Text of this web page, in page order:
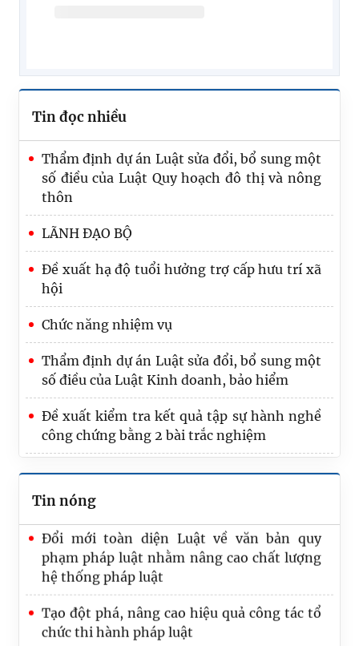
Tin đọc nhiều
Thẩm định dự án Luật sửa đổi, bổ sung một
số điều của Luật Quy hoạch đô thị và nông
thôn
LÃNH ĐẠO BỘ
Đề xuất hạ độ tuổi hưởng trợ cấp hưu trí xã
hội
Chức năng nhiệm vụ
Thẩm định dự án Luật sửa đổi, bổ sung một
số điều của Luật Kinh doanh, bảo hiểm
Đề xuất kiểm tra kết quả tập sự hành nghề
công chứng bằng 2 bài trắc nghiệm
Tin nóng
Tổng rà soát là nhiệm vụ trọng tâm, quan
trọng nhất của Bộ Tư pháp trong 6 tháng
cuối năm
Trình Quốc hội dự án Luật Phát triển đô thị
Bộ Tư pháp trao Quyết định nghỉ hưu cho
công chức
Đổi mới toàn diện Luật về văn bản quy
phạm pháp luật nhằm nâng cao chất lượng
hệ thống pháp luật
Tạo đột phá, nâng cao hiệu quả công tác tổ
chức thi hành pháp luật